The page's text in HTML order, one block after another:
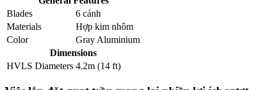
Blades
6 cánh
Materials
Hợp kim nhôm
Color
Gray Aluminium
Dimensions
HVLS Diameters 4.2m (14 ft)